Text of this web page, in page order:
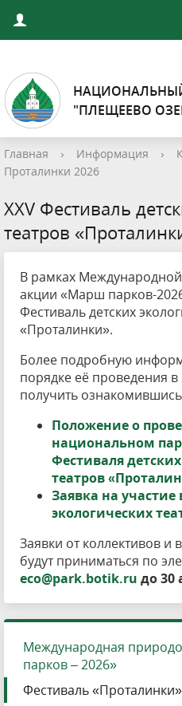
"ПЛЕЩЕЕВО
Главная › Информация ›
Проталинки 2026
XXV Фестиваль
театров
В рамках
акции «Марш парков-
Фестиваль детских
«Проталинки».
Более подробную
порядке её проведения
получить
Положение о
национальном
Фестиваля
театров
Заявка на участие
экологических
Заявки от коллективов и
будут приниматься по
eco@park.botik.ru до 30
Международная
парков – 2026»
Фестиваль «Проталинки»